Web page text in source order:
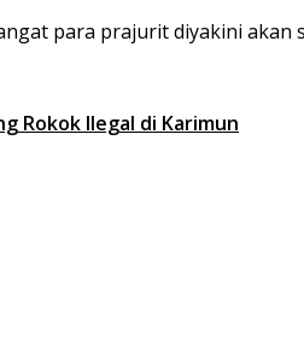
para prajurit diyakini
Rokok Ilegal di Karimun